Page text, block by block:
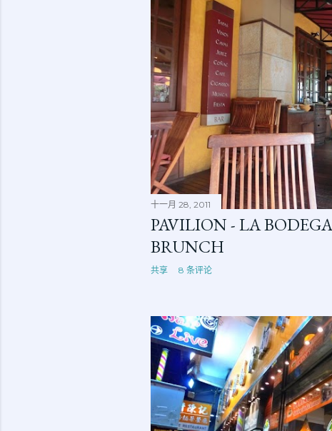
十一月 28, 2011
PAVILION - LA
BRUNCH
共享 8 条评论